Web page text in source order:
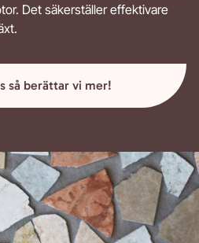
Det säkerställer effektivare
så berättar vi mer!